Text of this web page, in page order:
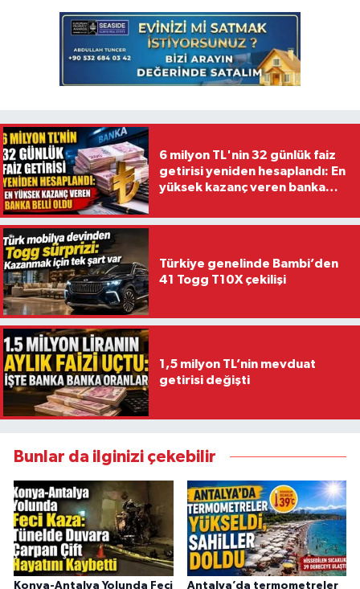
6 milyon TL'nin 32 günlük faiz
getirisi yeniden hesaplandı: En
yüksek kazanç veren banka
Türkiye genelinde Bambi’den
41 Togg T10X çekilişi
1,5 milyon TL’nin mevduat
getirisi değişti
Bunlar da ilginizi çekebilir
Konya-Antalya Yolunda Feci Antalya’da termometreler